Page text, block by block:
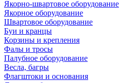
Якорно-швартовое оборудование
Якорное оборудование
Швартовое оборудование
Буи и кранцы
Корзины и крепления
Фалы и тросы
Палубное оборудование
Весла, багры
Флагштоки и основания